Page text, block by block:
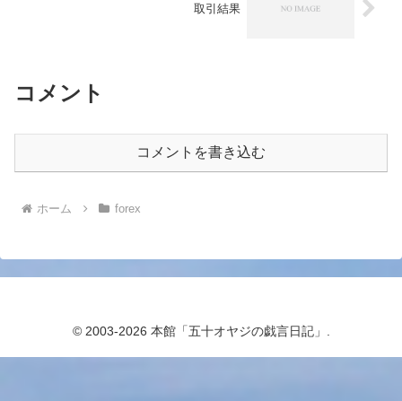
取引結果
コメント
コメントを書き込む
ホーム forex
© 2003-2026 本館「五十オヤジの戯言日記」.